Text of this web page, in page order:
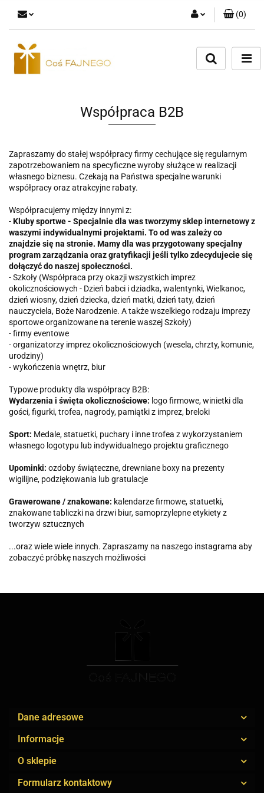
Zaloguj się
(0)
Współpraca B2B
Zapraszamy do stałej współpracy firmy cechujące się regularnym
zapotrzebowaniem na specyficzne wyroby służące w realizacji
własnego biznesu. Czekają na Państwa specjalne warunki
współpracy oraz atrakcyjne rabaty.
Współpracujemy między innymi z:
-Kluby sportwe - Specjalnie dla was tworzymy sklep internetowy z
waszymi indywidualnymi projektami. To od was zależy co
znajdzie się na stronie. Mamy dla was przygotowany specjalny
program zarządzania oraz gratyfikacji jeśli tylko zdecydujecie się
dołączyć do naszej społeczności.
- Szkoły (Współpraca przy okazji wszystkich imprez
okolicznościowych - Dzień babci i dziadka, walentynki, Wielkanoc,
dzień wiosny, dzień dziecka, dzień matki, dzień taty, dzień
nauczyciela, Boże Narodzenie. A także wszelkiego rodzaju imprezy
sportowe organizowane na terenie waszej Szkoły)
- firmy eventowe
- organizatorzy imprez okolicznościowych (wesela, chrzty, komunie,
urodziny)
- wykończenia wnętrz, biur
Typowe produkty dla współpracy B2B:
Wydarzenia i święta okolicznościowe: logo firmowe, winietki dla
gości, figurki, trofea, nagrody, pamiątki z imprez, breloki
Sport: Medale, statuetki, puchary i inne trofea z wykorzystaniem
własnego logotypu lub indywidualnego projektu graficznego
Upominki: ozdoby świąteczne, drewniane boxy na prezenty
wigilijne, podziękowania lub gratulacje
Grawerowane / znakowane: kalendarze firmowe, statuetki,
znakowane tabliczki na drzwi biur, samoprzylepne etykiety z
tworzyw sztucznych
...oraz wiele wiele innych. Zapraszamy na naszego instagrama aby
zobaczyć próbkę naszych możliwości
Dane adresowe
Informacje
O sklepie
Formularz kontaktowy